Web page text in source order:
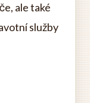
ale také
služby